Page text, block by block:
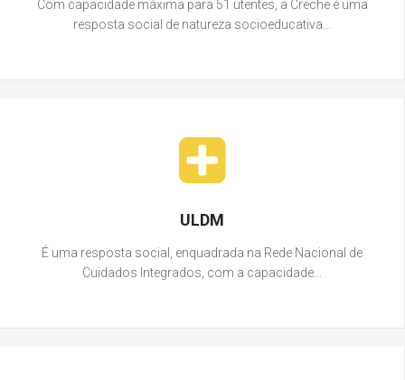
Com capacidade máxima para 51 utentes, a Creche é uma
resposta social de natureza socioeducativa...
ULDM
É uma resposta social, enquadrada na Rede Nacional de
Cuidados Integrados, com a capacidade...